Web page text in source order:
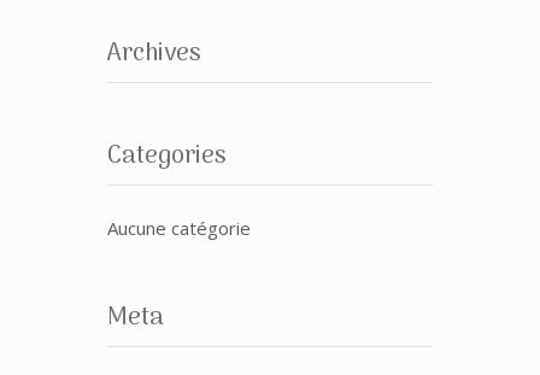
Archives
Categories
Aucune catégorie
Meta